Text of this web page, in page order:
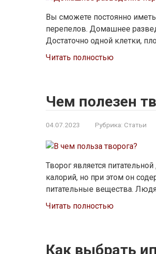
Вы сможете постоянно
перепелов. Домашнее
Достаточно одной клетки,
Читать полностью
Чем полезен
04.07.2023 Рубрика: Статьи
Творог является
калорий, но при этом он
питательные вещества.
Читать полностью
Как выбрать